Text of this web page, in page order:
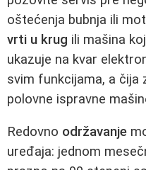
oštećenja bubnja ili
vrti u krug ili mašina
ukazuje na kvar
svim funkcijama, a čija
polovne ispravne
Redovno održavanje
uređaja: jednom